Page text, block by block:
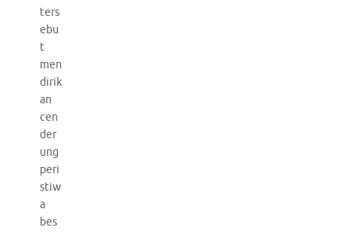
ters
ebu
t
men
dirik
an
cen
der
ung
peri
stiw
a
bes